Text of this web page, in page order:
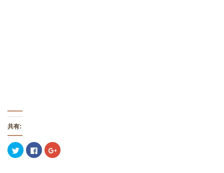
共有:
ク
リ
F
a
ク
リ